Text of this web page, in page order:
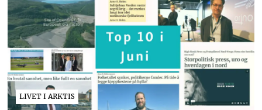
LIVET I ARKTIS